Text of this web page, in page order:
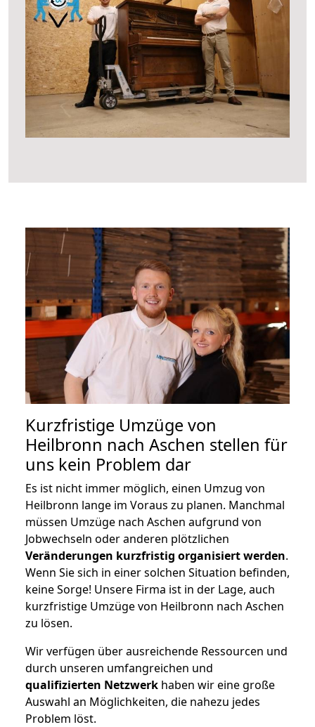
Kurzfristige Umzüge von
Heilbronn nach Aschen stellen für
uns kein Problem dar
Es ist nicht immer möglich, einen Umzug von
Heilbronn lange im Voraus zu planen. Manchmal
müssen Umzüge nach Aschen aufgrund von
Jobwechseln oder anderen plötzlichen
Veränderungen kurzfristig organisiert werden.
Wenn Sie sich in einer solchen Situation befinden,
keine Sorge! Unsere Firma ist in der Lage, auch
kurzfristige Umzüge von Heilbronn nach Aschen
zu lösen.
Wir verfügen über ausreichende Ressourcen und
durch unseren umfangreichen und
qualifizierten Netzwerk haben wir eine große
Auswahl an Möglichkeiten, die nahezu jedes
Problem löst.